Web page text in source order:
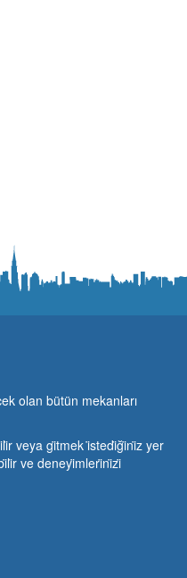
olan bütün mekanları
veya gi̇tmek i̇stedi̇ği̇ni̇z yer
ve deneyi̇mleri̇ni̇zi̇